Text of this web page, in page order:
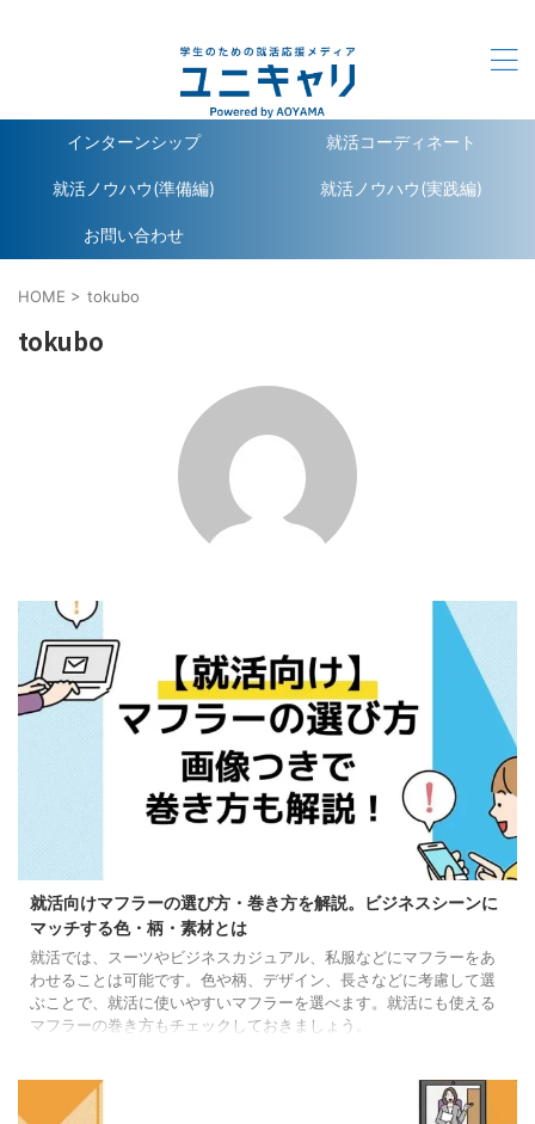
インターンシップ 就活コーディネート
就活ノウハウ(準備編) 就活ノウハウ(実践編)
お問い合わせ
HOME > tokubo
tokubo
就活向けマフラーの選び方・巻き方を解説。ビジネスシーンに
マッチする色・柄・素材とは
就活では、スーツやビジネスカジュアル、私服などにマフラーをあ
わせることは可能です。色や柄、デザイン、長さなどに考慮して選
ぶことで、就活に使いやすいマフラーを選べます。就活にも使える
マフラーの巻き方もチェックしておきましょう。